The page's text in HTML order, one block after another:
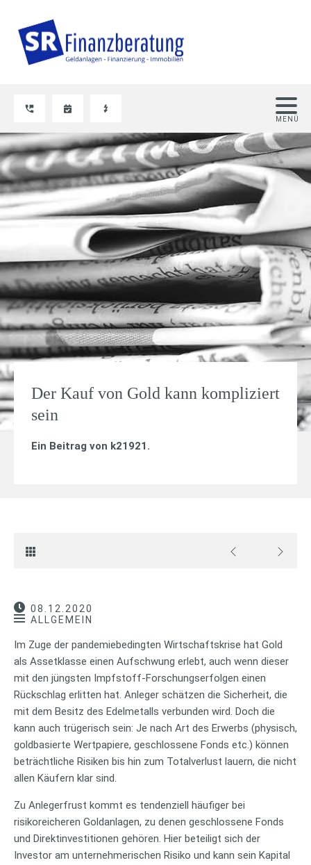
Der Kauf von Gold kann kompliziert
sein
Ein Beitrag von k21921 .
08.12.2020
ALLGEMEIN
Im Zuge der pandemiebedingten Wirtschaftskrise hat Gold
als Assetklasse einen Aufschwung erlebt, auch wenn dieser
mit den jüngsten Impfstoff-Forschungserfolgen einen
Rückschlag erlitten hat. Anleger schätzen die Sicherheit, die
mit dem Besitz des Edelmetalls verbunden wird. Doch die
kann auch trügerisch sein: Je nach Art des Erwerbs (physisch,
goldbasierte Wertpapiere, geschlossene Fonds etc.) können
beträchtliche Risiken bis hin zum Totalverlust lauern, die nicht
allen Käufern klar sind.
Zu Anlegerfrust kommt es tendenziell häufiger bei
risikoreicheren Goldanlagen, zu denen geschlossene Fonds
und Direktinvestitionen gehören. Hier beteiligt sich der
Investor am unternehmerischen Risiko und kann sein Kapital